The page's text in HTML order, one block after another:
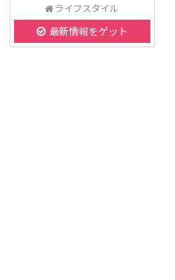
ライフスタイル
最新情報をゲット